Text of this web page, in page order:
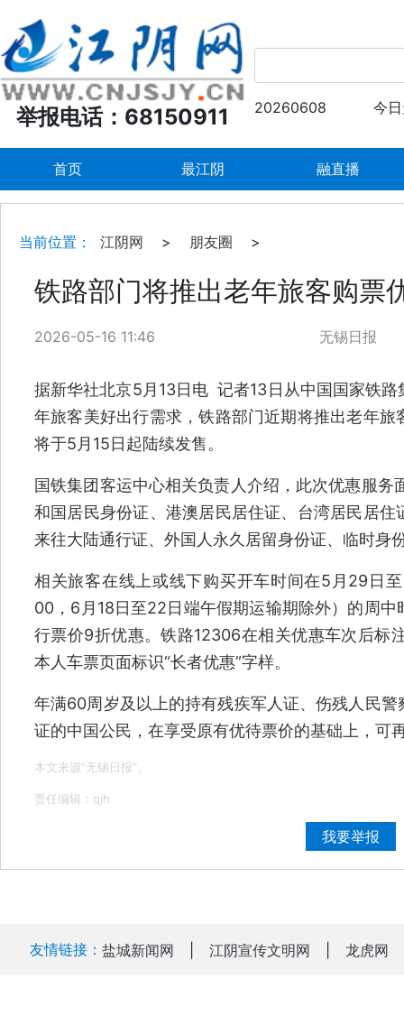
举报电话：68150911 20260608 今
首页 最江阴 融直播
当前位置： 江阴网 > 朋友圈 >
铁路部门将推出老年旅客购票
2026-05-16 11:46 无锡日报
据新华社北京5月13日电 记者13日从中国国家铁
年旅客美好出行需求，铁路部门近期将推出老年
将于5月15日起陆续发售。
国铁集团客运中心相关负责人介绍，此次优惠服
和国居民身份证、港澳居民居住证、台湾居民居
来往大陆通行证、外国人永久居留身份证、临时身
相关旅客在线上或线下购买开车时间在5月29日
00，6月18日至22日端午假期运输期除外）的周
行票价9折优惠。铁路12306在相关优惠车次后标
本人车票页面标识“长者优惠”字样。
年满60周岁及以上的持有残疾军人证、伤残人民
证的中国公民，在享受原有优待票价的基础上，可
本文来源"无锡日报"。
责任编辑：qjh
我要举报
友情链接： 盐城新闻网 江阴宣传文明网 龙虎网